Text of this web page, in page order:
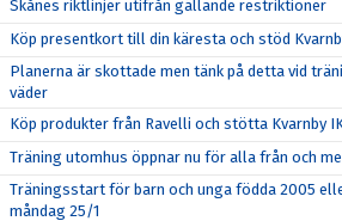
Skånes riktlinjer utifrån gällande restriktioner
Köp presentkort till din käresta och stöd
Planerna är skottade men tänk på detta vid
väder
Köp produkter från Ravelli och stötta Kvarnby
Träning utomhus öppnar nu för alla från och
Träningsstart för barn och unga födda 2005
måndag 25/1